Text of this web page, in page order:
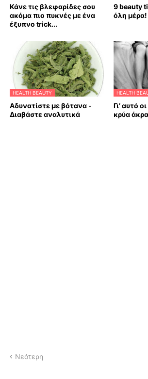
Κάνε τις βλεφαρίδες σου
ακόμα πιο πυκνές με ένα
έξυπνο trick...
9 beauty
όλη μέρα!
HEALTH BEAUTY
Αδυνατίστε με βότανα -
Διαβάστε αναλυτικά
HEALTH
Γι’ αυτό
κρύα άκρα
Νεότερη